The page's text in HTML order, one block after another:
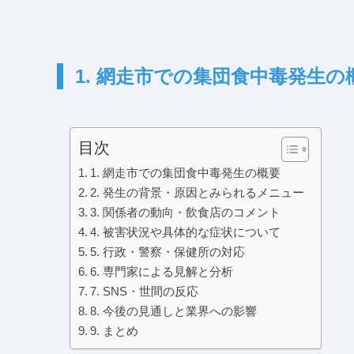
1. 網走市での集団食中毒発生の
目次
1. 網走市での集団食中毒発生の概要
2. 発生の背景・原因とみられるメニュー
3. 関係者の動向・飲食店のコメント
4. 被害状況や具体的な症状について
5. 行政・警察・保健所の対応
6. 専門家による見解と分析
7. SNS・世間の反応
8. 今後の見通しと業界への影響
9. まとめ